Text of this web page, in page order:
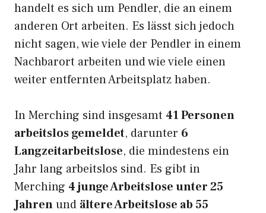
handelt es sich um Pendler, die an einem
anderen Ort arbeiten. Es lässt sich jedoch
nicht sagen, wie viele der Pendler in einem
Nachbarort arbeiten und wie viele einen
weiter entfernten Arbeitsplatz haben.
In Merching sind insgesamt 41 Personen
arbeitslos gemeldet, darunter 6
Langzeitarbeitslose, die mindestens ein
Jahr lang arbeitslos sind. Es gibt in
Merching 4 junge Arbeitslose unter 25
Jahrenund ältere Arbeitslose ab 55